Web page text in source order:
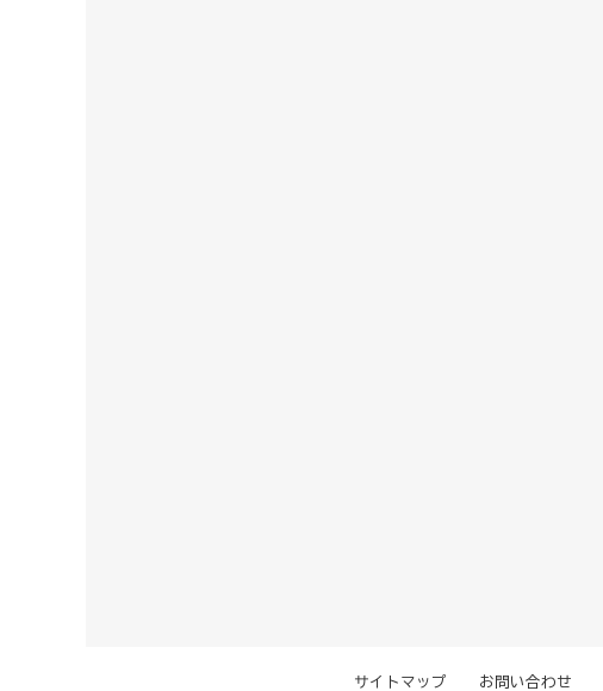
サイトマップ お問い合わせ